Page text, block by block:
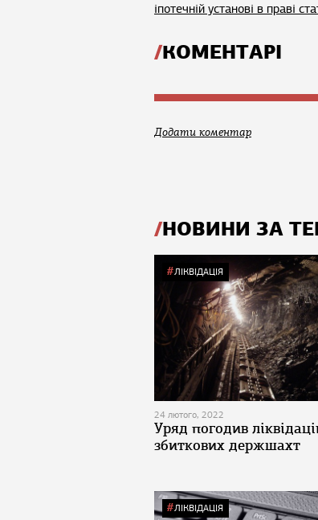
іпотечній установі в праві
КОМЕНТАРІ
Додати коментар
НОВИНИ ЗА
ЛІКВІДАЦІЯ
24 лютого, 2022
Уряд погодив
збиткових держшахт
ЛІКВІДАЦІЯ